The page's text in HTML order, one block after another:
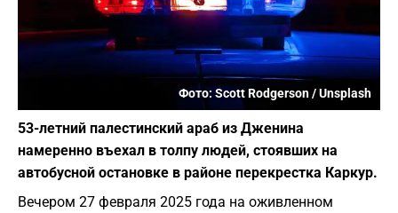
Фото: Scott Rodgerson / Unsplash
53-летний палестинский араб из Дженина
намеренно въехал в толпу людей, стоявших на
автобусной остановке в районе перекрестка Каркур.
Вечером 27 февраля 2025 года на оживленном